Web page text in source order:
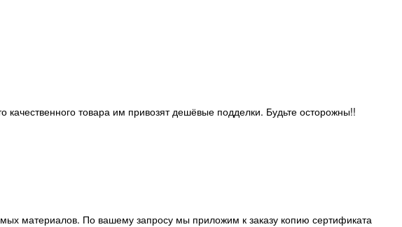
товара им привозят дешёвые подделки. Будьте осторожны!!
материалов. По вашему запросу мы приложим к заказу копию сертификата